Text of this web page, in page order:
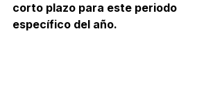
corto plazo para este periodo
específico del año.